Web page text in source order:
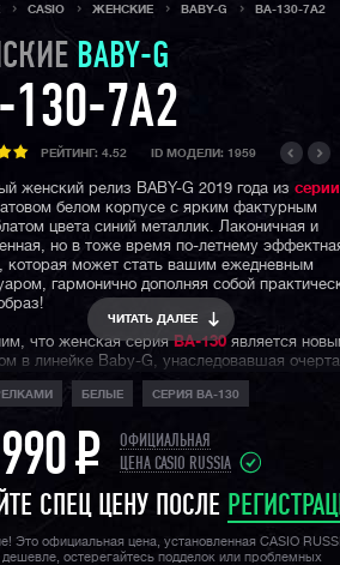
CASIO ЖЕНСКИЕ BABY-G BA-130-7A2
BABY-G
130-7A2
РЕЙТИНГ: 4.52 ID МОДЕЛИ: 1959
женский релиз BABY-G 2019 года из
белом корпусе с ярким фактурным
цвета синий металлик. Лаконичная и
но в тоже время по-летнему
которая может стать вашим ежедневным
гармонично дополняя собой
что женская серияBA-130 является
в линейке Baby-G, унаследовавшая
и циферблата от мужских серий G-Shock, но
компактные размеры, подходящие
ЧИТАТЬ ДАЛЕЕ
БЕЛЫЕ СЕРИЯ BA-130
P
ОФИЦИАЛЬНАЯ
ЦЕНА CASIO RUSSIA
СПЕЦ ЦЕНУ ПОСЛЕ
Это официальная цена, установленная CASIO
дешевле, остерегайтесь подделок или проблемных